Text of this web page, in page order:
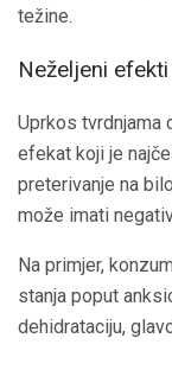
težine.
Neželjeni
Uprkos tvrdnjama
efekat koji je
preterivanje na
može imati
Na primjer,
stanja poput
dehidrataciju,